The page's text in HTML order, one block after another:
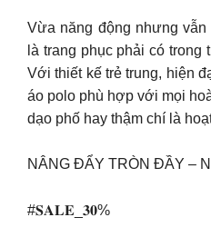
Vừa năng động nhưng
là trang phục phải có trong
Với thiết kế trẻ trung, hiện
áo polo phù hợp với mọi
dạo phố hay thậm chí là
NÂNG ĐẨY TRÒN ĐẦY –
#𝐒𝐀𝐋𝐄_𝟑𝟎%